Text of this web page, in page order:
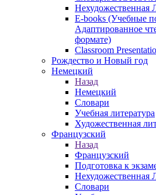
Нехудожественная
E-books (Учебные
Адаптированное
формате)
Classroom
Рождество и Новый год
Немецкий
Назад
Немецкий
Словари
Учебная литература
Художественная
Французский
Назад
Французский
Подготовка к
Нехудожественная
Словари